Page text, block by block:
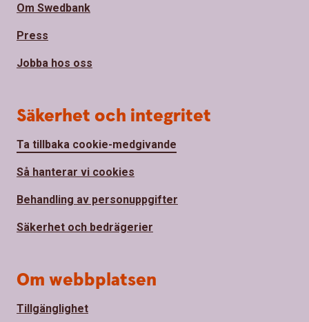
Om Swedbank
Press
Jobba hos oss
Säkerhet och integritet
Ta tillbaka cookie-medgivande
Så hanterar vi cookies
Behandling av personuppgifter
Säkerhet och bedrägerier
Om webbplatsen
Tillgänglighet